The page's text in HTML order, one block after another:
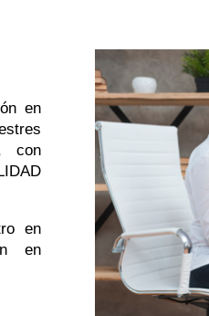
en
con
en
en